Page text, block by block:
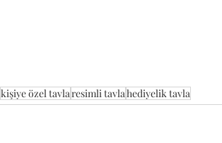
kişiye özel tavlaresimli tavlahediyelik tavla